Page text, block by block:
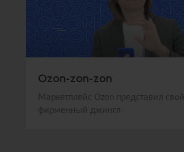
Ozon-zon-zon
Маркетплейс Ozon представил свой
фирменный джингл